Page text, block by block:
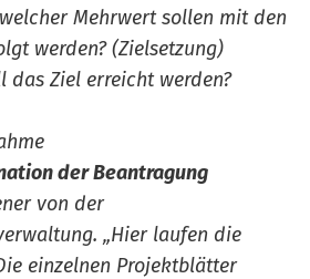
Mehrwert sollen mit den
werden? (Zielsetzung)
das Ziel erreicht werden?
der Beantragung
von der
„Hier laufen die
einzelnen Projektblätter